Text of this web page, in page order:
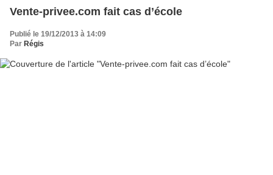
Vente-privee.com fait cas d’école
Publié le 19/12/2013 à 14:09
Par Régis